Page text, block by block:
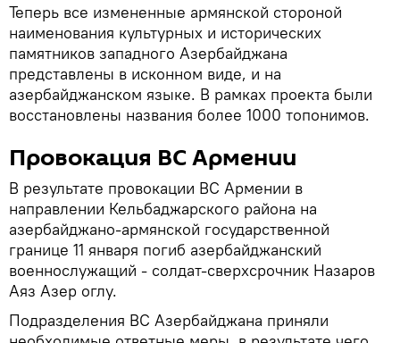
Теперь все измененные армянской стороной
наименования культурных и исторических
памятников западного Азербайджана
представлены в исконном виде, и на
азербайджанском языке. В рамках проекта были
восстановлены названия более 1000 топонимов.
Провокация ВС Армении
В результате провокации ВС Армении в
направлении Кельбаджарского района на
азербайджано-армянской государственной
границе 11 января погиб азербайджанский
военнослужащий - солдат-сверхсрочник Назаров
Аяз Азер оглу.
Подразделения ВС Азербайджана приняли